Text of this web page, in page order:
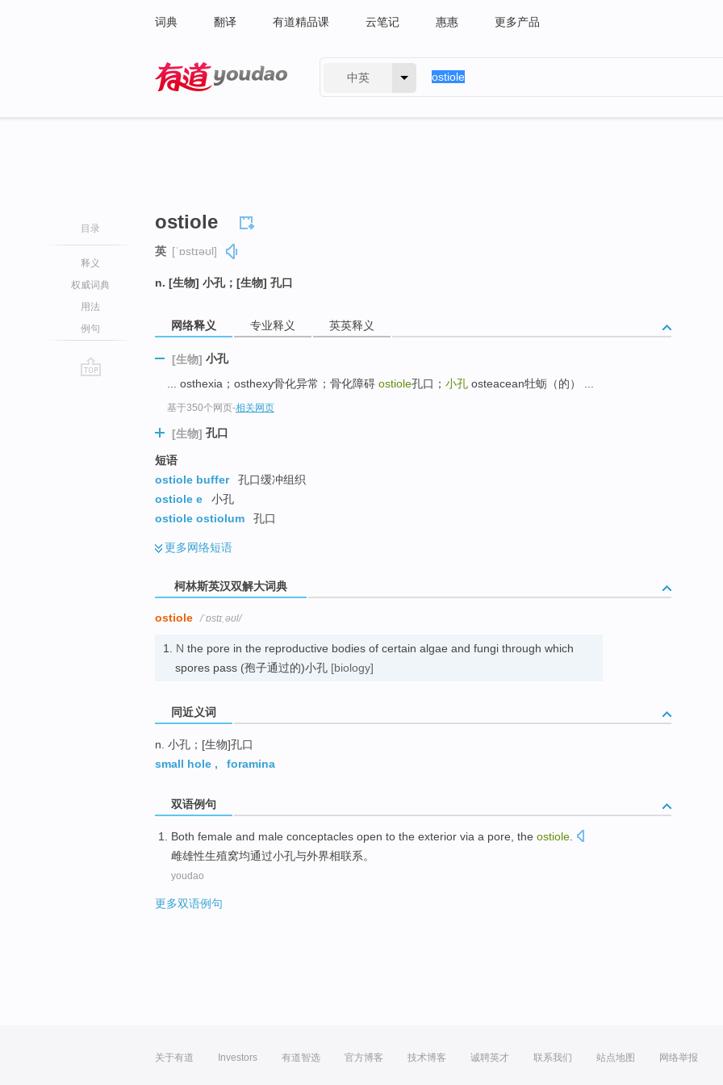
词典 翻译 有道精品课 云笔记 惠惠 更多产品
中英
目录
释义
权威词典
用法
例句
ostiole
英 [ˈɒstɪəʊl]
n. [生物] 小孔；[生物] 孔口
网络释义 专业释义 英英释义
[生物] 小孔
... osthexia；osthexy骨化异常；骨化障碍 ostiole孔口； 小孔 osteacean牡蛎（的） ...
基于350个网页-相关网页
[生物] 孔口
短语
ostiole buffer
孔口缓冲组织
ostiole e
小孔
ostiole ostiolum
孔口
更多网络短语
柯林斯英汉双解大词典
ostiole /ˈɒstɪˌəʊl/
1. N the pore in the reproductive bodies of certain algae and fungi through which
spores pass (孢子通过的)小孔 [biology]
同近义词
n. 小孔；[生物]孔口
small hole , foramina
双语例句
Both female and male conceptacles open to the exterior via a pore, the ostiole
雌雄性生殖窝均通过小孔与外界相联系。
youdao
更多双语例句
关于有道 Investors 有道智选 官方博客 技术博客 诚聘英才 联系我们 站点地图 网络举报